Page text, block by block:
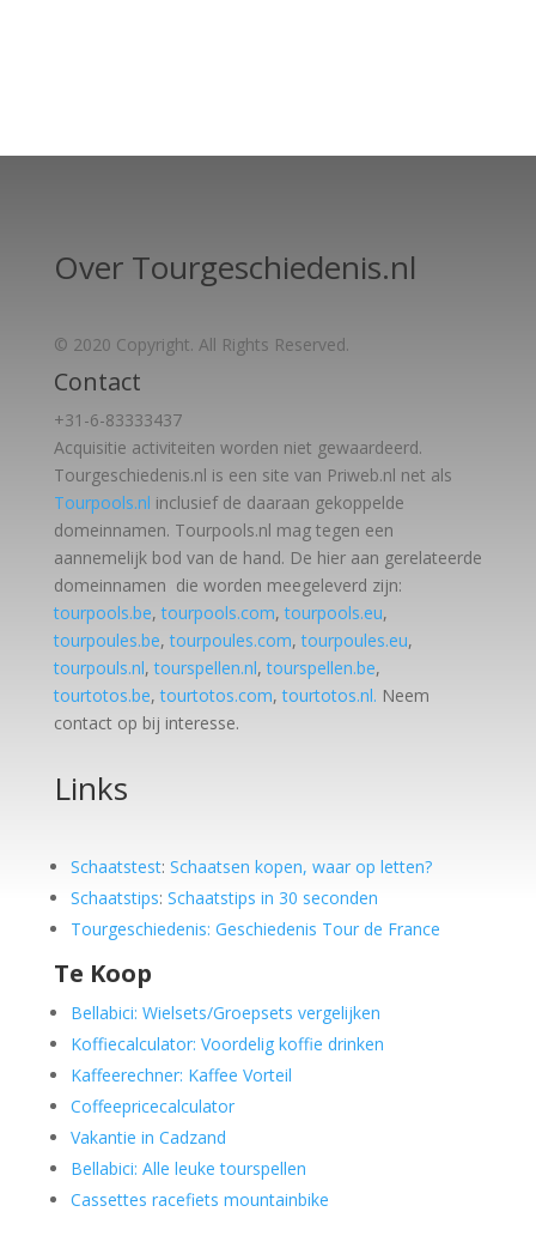
Over Tourgeschiedenis.nl
© 2020 Copyright. All Rights Reserved.
Contact
+31-6-83333437
Acquisitie activiteiten worden niet gewaardeerd.
Tourgeschiedenis.nl is een site van Priweb.nl net als
Tourpools.nl inclusief de daaraan gekoppelde
domeinnamen. Tourpools.nl mag tegen een
aannemelijk bod van de hand. De hier aan gerelateerde
domeinnamen die worden meegeleverd zijn:
tourpools.be,tourpools.com,tourpools.eu,
tourpoules.be,tourpoules.com,tourpoules.eu,
tourpouls.nl,tourspellen.nl,tourspellen.be,
tourtotos.be,tourtotos.com,tourtotos.nl. Neem
contact op bij interesse.
Links
Schaatstest: Schaatsen kopen, waar op letten?
Schaatstips: Schaatstips in 30 seconden
Tourgeschiedenis: Geschiedenis Tour de France
Te Koop
Bellabici: Wielsets/Groepsets vergelijken
Koffiecalculator: Voordelig koffie drinken
Kaffeerechner: Kaffee Vorteil
Coffeepricecalculator
Vakantie in Cadzand
Bellabici: Alle leuke tourspellen
Cassettes racefiets mountainbike